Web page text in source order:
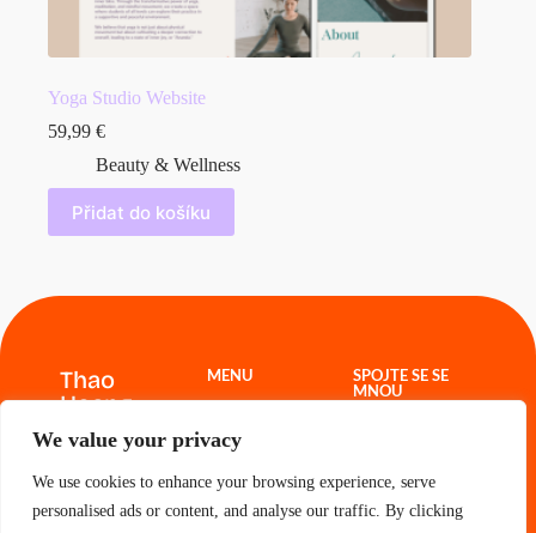
We value your privacy
We use cookies to enhance your browsing experience, serve
personalised ads or content, and analyse our traffic. By clicking
Yoga Studio Website
59,99 €
Beauty & Wellness
Přidat do košíku
Thao
Hoang
MENU
O mně
Košík
SPOJTE SE SE
MNOU